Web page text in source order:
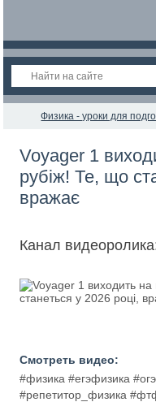
Физика - уроки для
Voyager 1
рубіж! Те, що
вражає
Канал
Смотреть видео:
#физика #егэфизика
#репетитор_физика